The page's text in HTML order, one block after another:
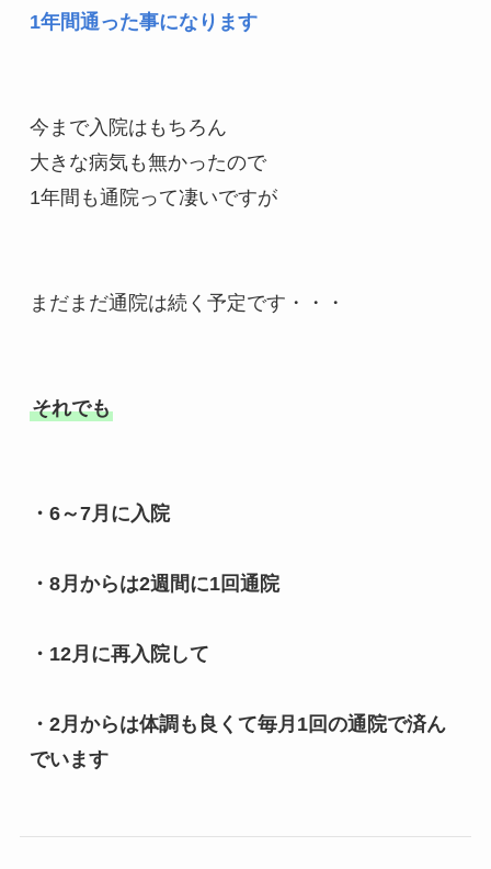
1年間通った事になります
今まで入院はもちろん
大きな病気も無かったので
1年間も通院って凄いですが
まだまだ通院は続く予定です・・・
それでも
・6～7月に入院
・8月からは2週間に1回通院
・12月に再入院して
・2月からは体調も良くて毎月1回の通院で済ん
でいます